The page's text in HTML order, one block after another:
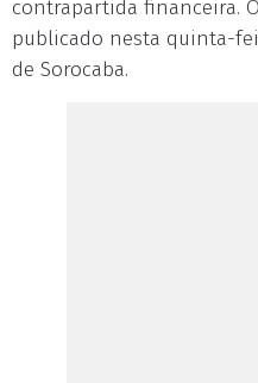
contrapartida financeira.
publicado nesta quinta-
de Sorocaba.